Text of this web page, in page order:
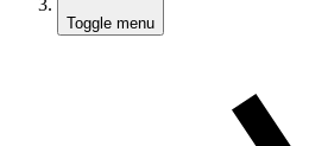
Toggle menu